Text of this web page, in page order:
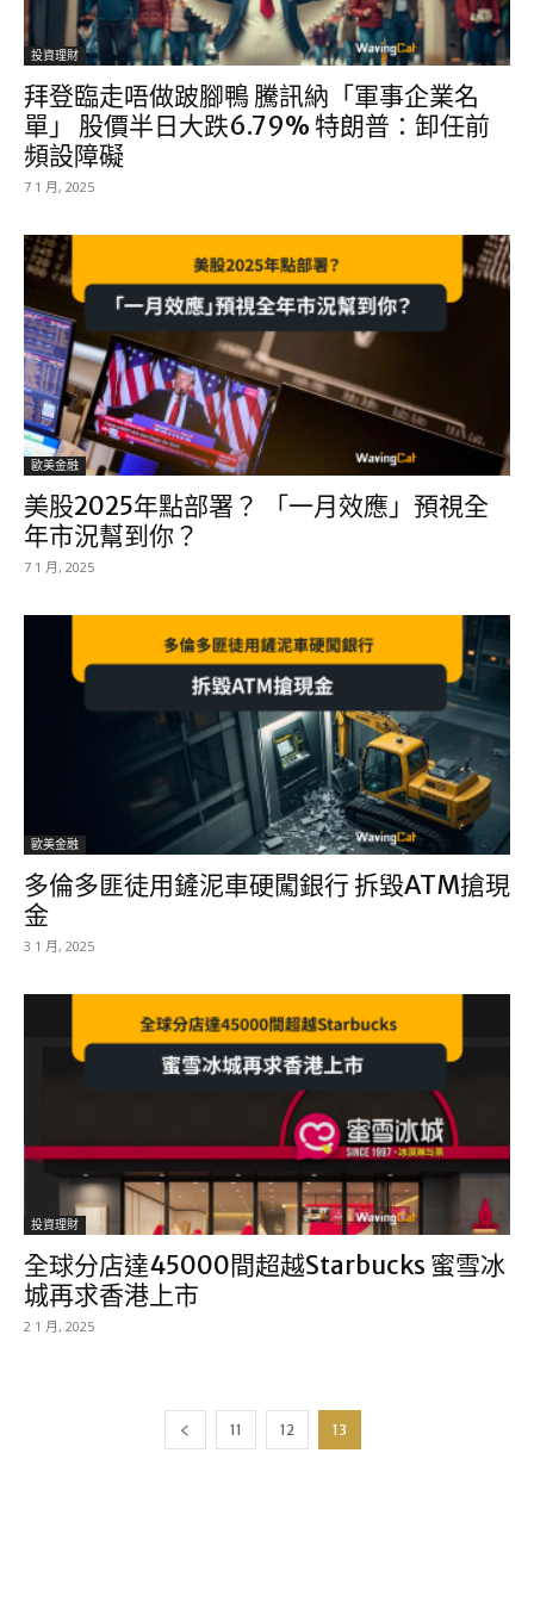
投資理財
拜登臨走唔做跛腳鴨 騰訊納「軍事企業名
單」 股價半日大跌6.79% 特朗普：卸任前
頻設障礙
7 1 月, 2025
歐美金融
美股2025年點部署？ 「一月效應」預視全
年市況幫到你？
7 1 月, 2025
歐美金融
多倫多匪徒用鏟泥車硬闖銀行 拆毀ATM搶現
金
3 1 月, 2025
投資理財
全球分店達45000間超越Starbucks 蜜雪冰
城再求香港上市
2 1 月, 2025
11 12 13